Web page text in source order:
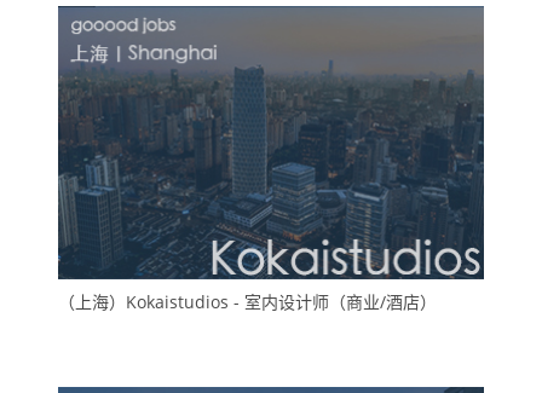
（上海）Kokaistudios - 室内设计师（商业/酒店）